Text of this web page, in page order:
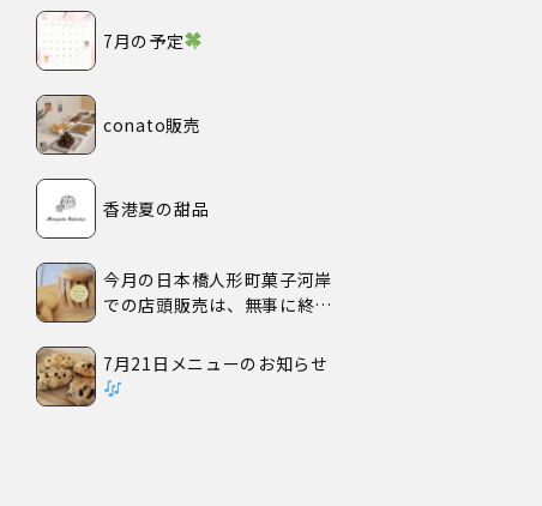
7月の予定
conato販売
香港夏の甜品
今月の日本橋人形町菓子河岸
での店頭販売は、無事に終了
7月21日メニューのお知らせ